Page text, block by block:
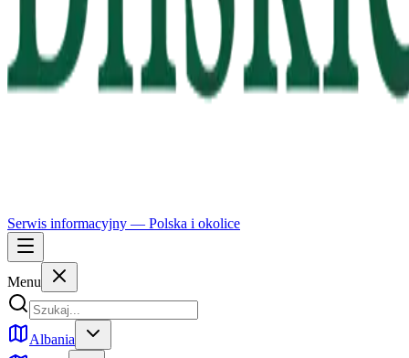
Serwis informacyjny — Polska i okolice
Menu
Albania